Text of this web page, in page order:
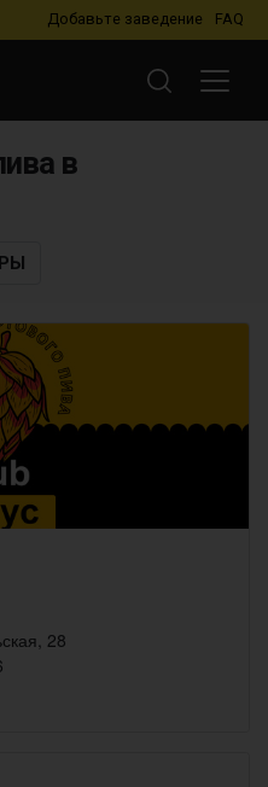
Добавьте заведение FAQ
в
28